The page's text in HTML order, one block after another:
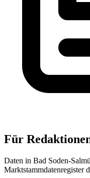
Für
Daten in Bad Soden-
Marktstammdatenregister